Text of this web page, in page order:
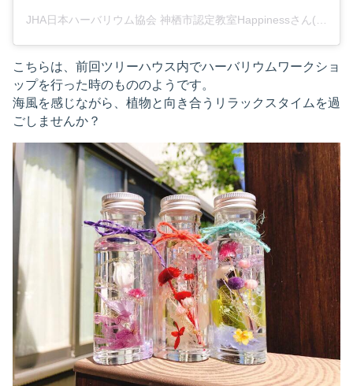
JHA日本ハーバリウム協会 神栖市認定教室Happinessさん(@2015happines)がシェアした投稿
こちらは、前回ツリーハウス内でハーバリウムワークショ
ップを行った時のもののようです。
海風を感じながら、植物と向き合うリラックスタイムを過
ごしませんか？